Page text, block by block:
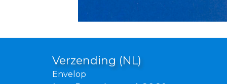
Verzending (NL)
Envelop